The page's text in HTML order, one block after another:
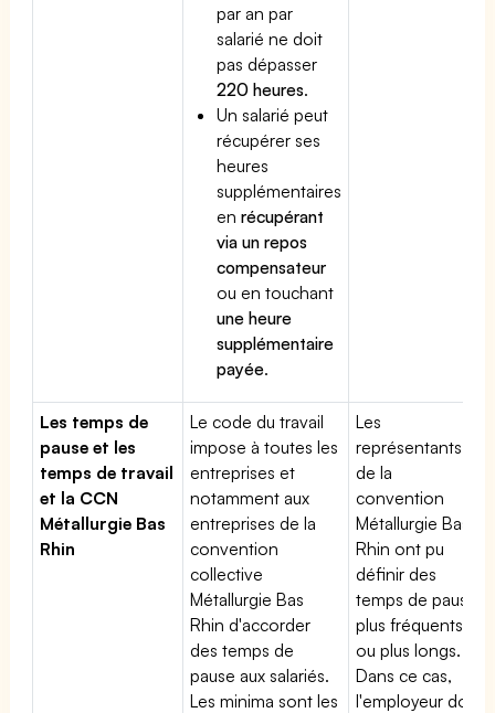
par an par
salarié ne doit
pas dépasser
220 heures.
Un salarié peut
récupérer ses
heures
supplémentaires
enrécupérant
via un repos
compensateur
ou en touchant
une heure
supplémentaire
payée.
Les temps de
pause et les
temps de travail
et la CCN
Métallurgie Bas
Rhin
Le code du travail
impose à toutes les
entreprises et
notamment aux
entreprises de la
convention
collective
Métallurgie Bas
Rhin d'accorder
des temps de
pause aux salariés.
Les minima sont les
Les
représentants
de la
convention
Métallurgie Bas
Rhin ont pu
définir des
temps de pause
plus fréquents
ou plus longs.
Dans ce cas,
l'employeur doit